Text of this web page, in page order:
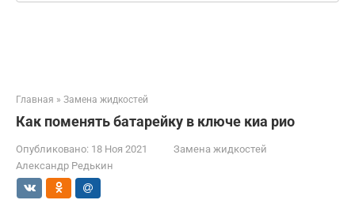
Главная » Замена жидкостей
Как поменять батарейку в ключе киа рио
Опубликовано: 18 Ноя 2021
Замена жидкостей
Александр Редькин